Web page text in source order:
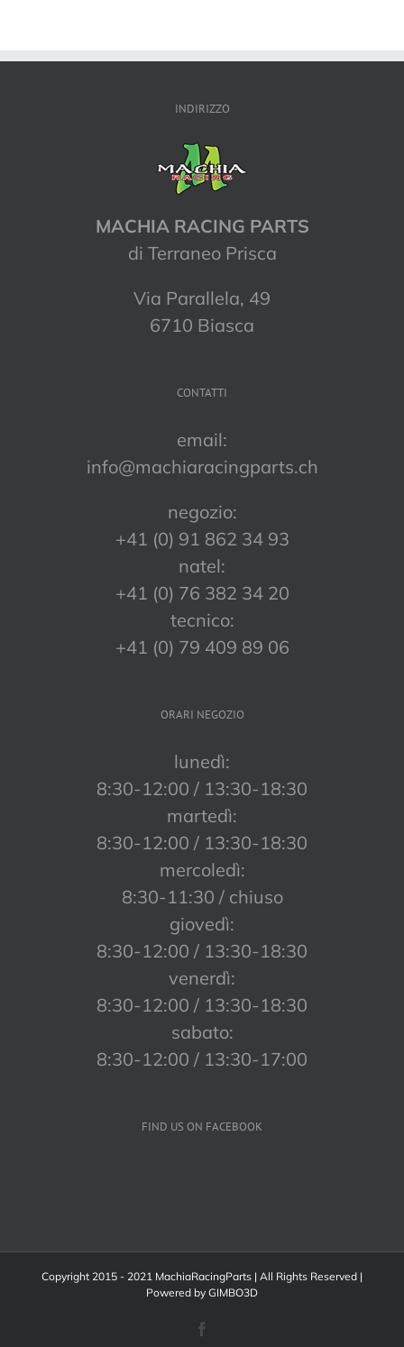
INDIRIZZO
MACHIA RACING PARTS
di Terraneo Prisca
Via Parallela, 49
6710 Biasca
CONTATTI
email:
info@machiaracingparts.ch
negozio:
+41 (0) 91 862 34 93
natel:
+41 (0) 76 382 34 20
tecnico:
+41 (0) 79 409 89 06
ORARI NEGOZIO
lunedì:
8:30-12:00 / 13:30-18:30
martedì:
8:30-12:00 / 13:30-18:30
mercoledì:
8:30-11:30 / chiuso
giovedì:
8:30-12:00 / 13:30-18:30
venerdì:
8:30-12:00 / 13:30-18:30
sabato:
8:30-12:00 / 13:30-17:00
FIND US ON FACEBOOK
Copyright 2015 - 2021 MachiaRacingParts | All Rights Reserved |
Powered by GIMBO3D